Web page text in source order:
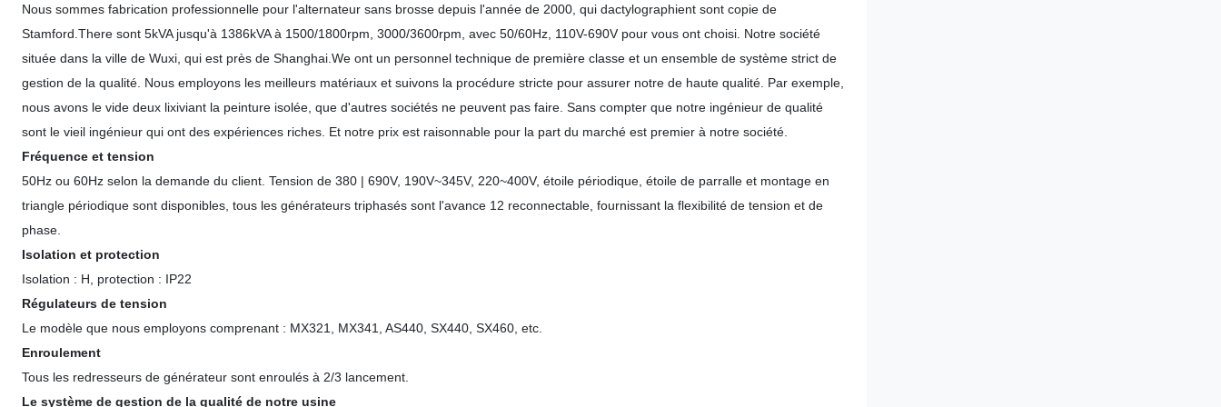
Nous sommes fabrication professionnelle pour l'alternateur sans brosse depuis l'année de 2000, qui dactylographient sont copie de
Stamford.There sont 5kVA jusqu'à 1386kVA à 1500/1800rpm, 3000/3600rpm, avec 50/60Hz, 110V-690V pour vous ont choisi. Notre société
située dans la ville de Wuxi, qui est près de Shanghai.We ont un personnel technique de première classe et un ensemble de système strict de
gestion de la qualité. Nous employons les meilleurs matériaux et suivons la procédure stricte pour assurer notre de haute qualité. Par exemple,
nous avons le vide deux lixiviant la peinture isolée, que d'autres sociétés ne peuvent pas faire. Sans compter que notre ingénieur de qualité
sont le vieil ingénieur qui ont des expériences riches. Et notre prix est raisonnable pour la part du marché est premier à notre société.
Fréquence et tension
50Hz ou 60Hz selon la demande du client. Tension de 380 | 690V, 190V~345V, 220~400V, étoile périodique, étoile de parralle et montage en
triangle périodique sont disponibles, tous les générateurs triphasés sont l'avance 12 reconnectable, fournissant la flexibilité de tension et de
phase.
Isolation et protection
Isolation : H, protection : IP22
Régulateurs de tension
Le modèle que nous employons comprenant : MX321, MX341, AS440, SX440, SX460, etc.
Enroulement
Tous les redresseurs de générateur sont enroulés à 2/3 lancement.
Le système de gestion de la qualité de notre usine